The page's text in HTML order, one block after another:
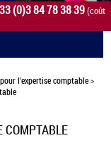
(0)3 84 78 38 39(coût
l'expertise comptable>
COMPTABLE